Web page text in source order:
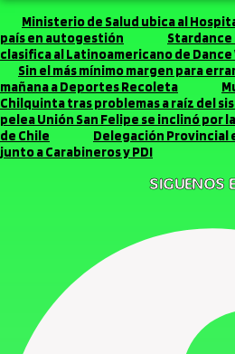
Ministerio de Salud ubica al
país en autogestión
Stardance
clasifica al Latinoamericano de
Sin el más mínimo margen para
mañana a Deportes Recoleta
Chilquinta tras problemas a raíz del
pelea Unión San Felipe se inclinó por
de Chile
Delegación Provincial
junto a Carabineros y PDI
SIGUENOS